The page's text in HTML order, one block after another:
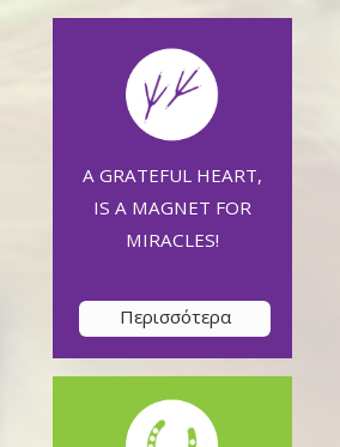
A GRATEFUL HEART,
IS A MAGNET FOR
MIRACLES!
Περισσότερα